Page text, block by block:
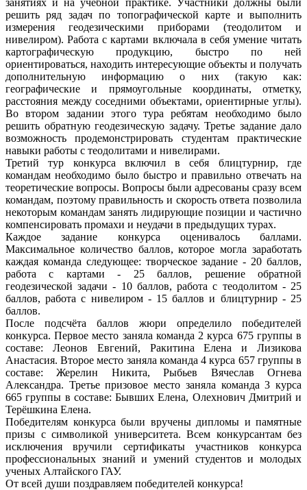
решить ряд задач по топографической карте и выполнить
измерения геодезическими приборами (теодолитом и
нивелиром). Работа с картами включала в себя умение читать
картографическую продукцию, быстро по ней
ориентироваться, находить интересующие объекты и получать
дополнительную информацию о них (такую как:
географические и прямоугольные координаты, отметку,
расстояния между соседними объектами, ориентирные углы).
Во втором задании этого тура ребятам необходимо было
решить обратную геодезическую задачу. Третье задание дало
возможность продемонстрировать студентам практические
навыки работы с теодолитами и нивелирами.
Третий тур конкурса включил в себя блицтурнир, где
командам необходимо было быстро и правильно отвечать на
теоретические вопросы. Вопросы были адресованы сразу всем
командам, поэтому правильность и скорость ответа позволила
некоторым командам занять лидирующие позиции и частично
компенсировать промахи и неудачи в предыдущих турах.
Каждое задание конкурса оценивалось баллами.
Максимальное количество баллов, которое могла заработать
каждая команда следующее: творческое задание - 20 баллов,
работа с картами - 25 баллов, решение обратной
геодезической задачи - 10 баллов, работа с теодолитом - 25
баллов, работа с нивелиром - 15 баллов и блицтурнир - 25
баллов.
После подсчёта баллов жюри определило победителей
конкурса. Первое место заняла команда 2 курса 675 группы в
составе: Леонов Евгений, Ракитина Елена и Лизикова
Анастасия. Второе место заняла команда 4 курса 657 группы в
составе: Жерелин Никита, Рыбьев Вячеслав Огнева
Александра. Третье призовое место заняла команда 3 курса
665 группы в составе: Бывших Елена, Олехнович Дмитрий и
Терёшкина Елена.
Победителям конкурса были вручены дипломы и памятные
призы с символикой университета. Всем конкурсантам без
исключения вручили сертификаты участников конкурса
профессиональных знаний и умений студентов и молодых
ученых Алтайского ГАУ.
От всей души поздравляем победителей конкурса!